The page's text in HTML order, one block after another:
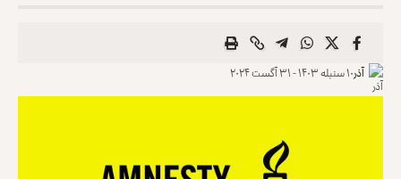
آذر۱۰ سنبله ۱۴۰۳ - ۳۱ آگست ۲۰۲۴